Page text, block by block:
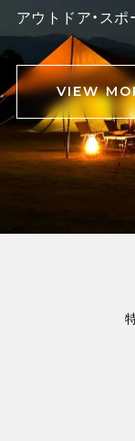
アウトドア・ス
VIEW